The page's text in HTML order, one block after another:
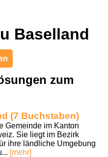
Baselland
zum
(7 Buchstaben)
Gemeinde im Kanton
Sie liegt im Bezirk
ihre ländliche Umgebung
[mehr]